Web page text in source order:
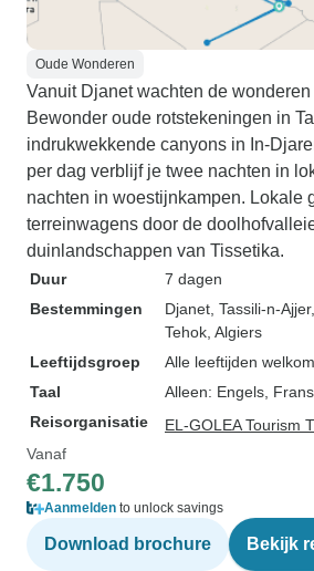
Oude Wonderen
Vanuit Djanet wachten de
Bewonder oude rotstekeningen in
indrukwekkende canyons in In-
per dag verblijf je twee nachten in
nachten in woestijnkampen. Lokale
terreinwagens door de
duinlandschappen van Tissetika.
Duur
7 dagen
Bestemmingen
Djanet , Tassili-n-Ajjer
Tehok , Algiers
Leeftijdsgroep
Alle leeftijden welkom
Taal
Alleen: Engels, Frans
Reisorganisatie
EL-GOLEA Tourism
Vanaf
€1.750
Aanmelden to unlock savings
Download brochure Bekijk